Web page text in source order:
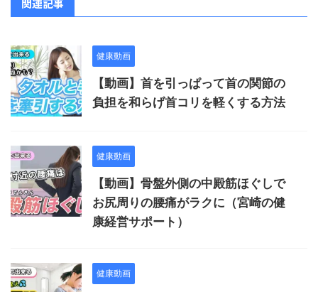
関連記事
健康動画
【動画】首を引っぱって首の関節の
負担を和らげ首コリを軽くする方法
健康動画
【動画】骨盤外側の中殿筋ほぐしで
お尻周りの腰痛がラクに（宮崎の健
康経営サポート）
健康動画